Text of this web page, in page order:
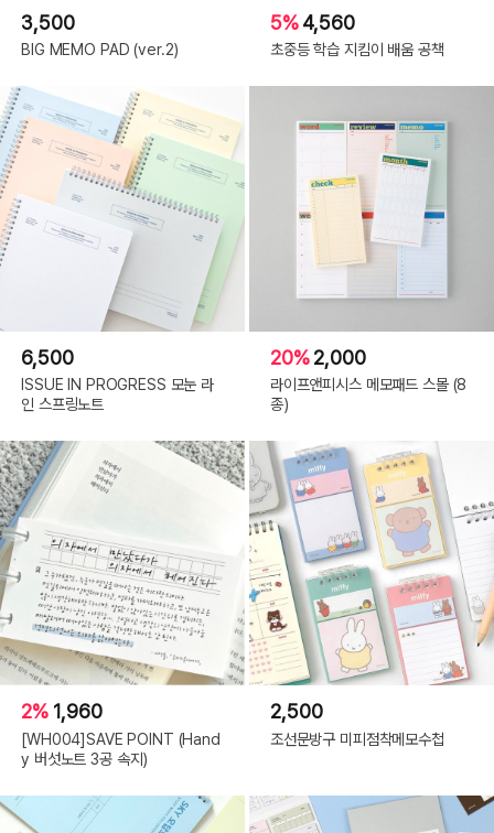
3,500
BIG MEMO PAD (ver.2)
5%4,560
초중등 학습 지킴이 배움 공책
6,500
ISSUE IN PROGRESS 모눈 라
인 스프링노트
20%2,000
라이프앤피시스 메모패드 스몰 (8
종)
2% 1,960
[WH004]SAVE POINT (Hand
y 버섯노트 3공 속지)
2,500
조선문방구 미피점착메모수첩